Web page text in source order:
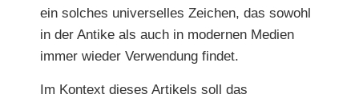
ein solches universelles Zeichen, das sowohl
in der Antike als auch in modernen Medien
immer wieder Verwendung findet.
Im Kontext dieses Artikels soll das